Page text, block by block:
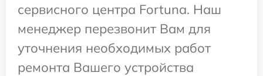
сервисного центра Fortuna. Наш
менеджер перезвонит Вам для
уточнения необходимых работ
ремонта Вашего устройства